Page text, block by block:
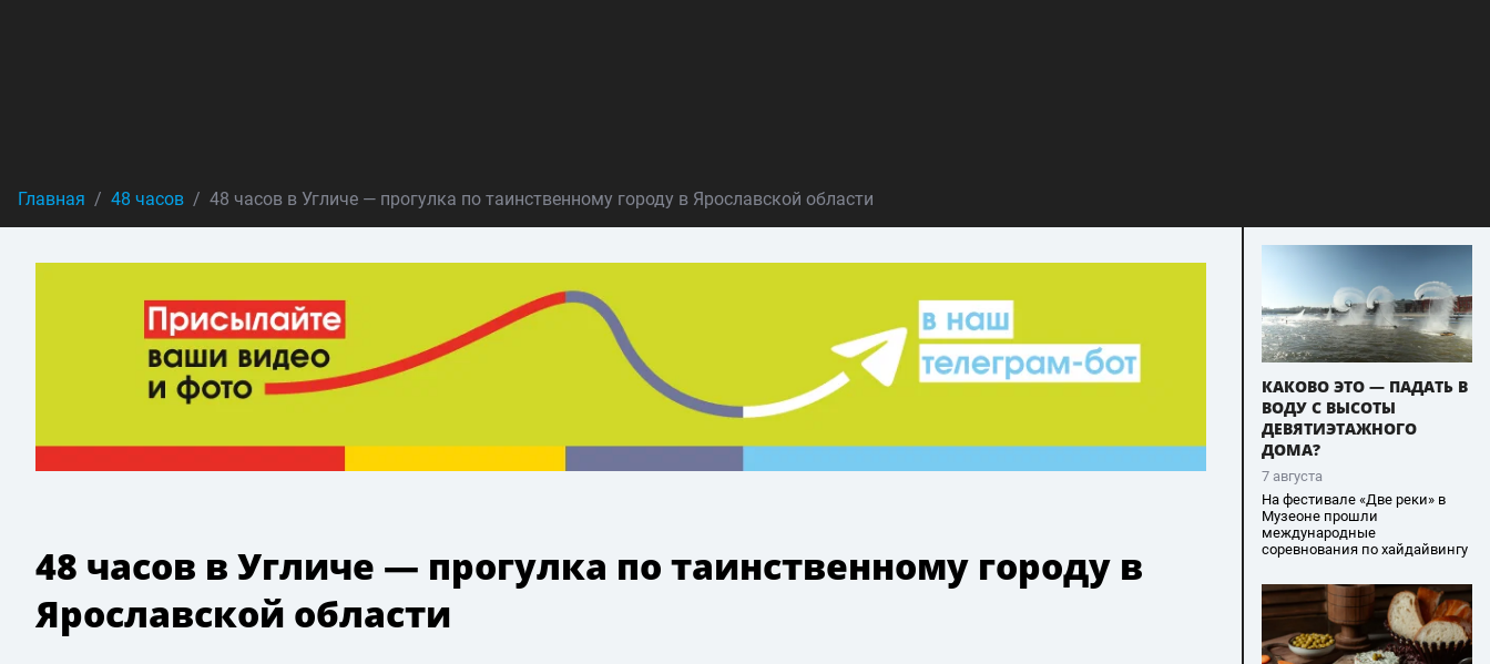
Главная 48 часов 48 часов в Угличе — прогулка по таинственному городу в Ярославской области
48 часов в Угличе — прогулка по таинственному городу в
Ярославской области
КАКОВО ЭТО — ПАДАТЬ В
ВОДУ С ВЫСОТЫ
ДЕВЯТИЭТАЖНОГО
ДОМА?
7 августа
На фестивале «Две реки» в
Музеоне прошли
международные
соревнования по хайдайвингу